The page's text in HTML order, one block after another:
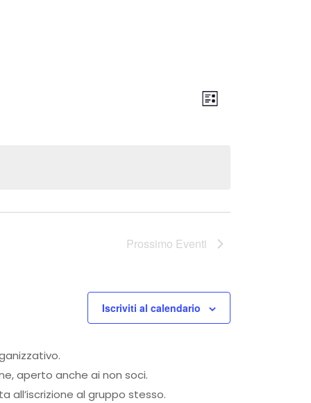
Viste
Evento
Lista
Prossimo Eventi
Iscriviti al calendario
aperto anche ai non soci.
all’iscrizione al gruppo stesso.